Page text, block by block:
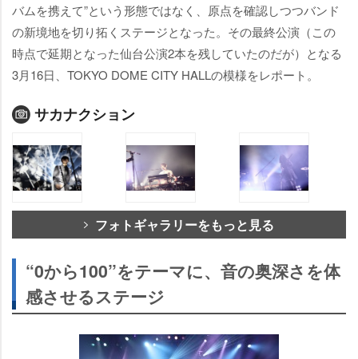
バムを携えて”という形態ではなく、原点を確認しつつバンド
の新境地を切り拓くステージとなった。その最終公演（この
時点で延期となった仙台公演2本を残していたのだが）となる
3月16日、TOKYO DOME CITY HALLの模様をレポート。
サカナクション
フォトギャラリーをもっと見る
“0から100”をテーマに、音の奥深さを体
感させるステージ